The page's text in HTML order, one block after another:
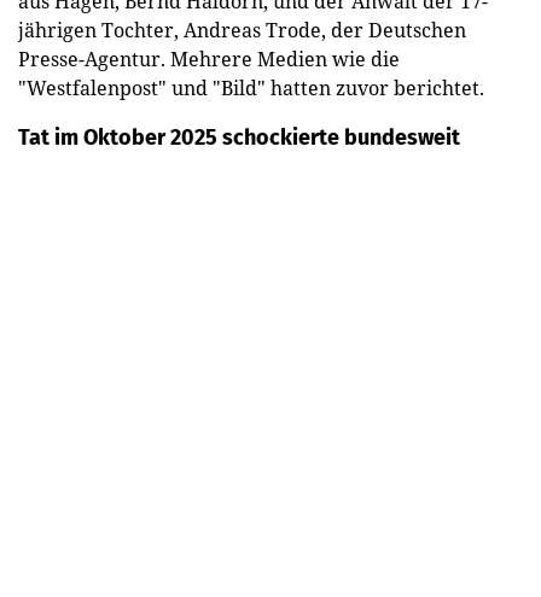
jährigen Tochter, Andreas Trode, der Deutschen
Presse-Agentur. Mehrere Medien wie die
"Westfalenpost" und "Bild" hatten zuvor berichtet.
Tat im Oktober 2025 schockierte bundesweit